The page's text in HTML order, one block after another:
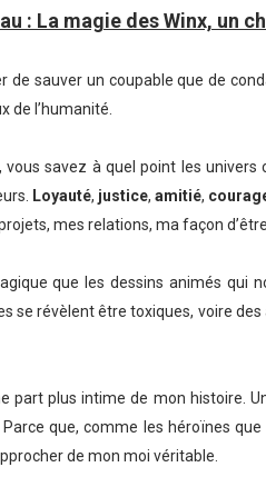
: La magie des Winx, un
de sauver un coupable que de
de l’humanité.
savez à quel point les univers
Loyauté, justice, amitié,
mes relations, ma façon d’être.
que les dessins animés qui
se révèlent être toxiques, voire
part plus intime de mon histoire.
que, comme les héroïnes
de mon moi véritable.